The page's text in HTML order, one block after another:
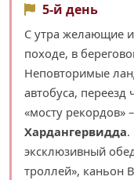
5-й день
С утра желающие
походе, в
Неповторимые
автобуса, переезд
«мосту
Хардангервидда.
эксклюзивный
троллей», каньон